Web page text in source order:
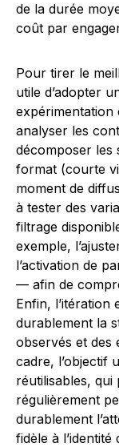
de la durée
coût par
Pour tirer le
utile d’adopter
expérimentation
analyser les
décomposer les
format (courte
moment de
à tester des
filtrage
exemple,
l’activation de
— afin de
Enfin, l’itération
durablement la
observés et des
cadre, l’objectif
réutilisables,
régulièrement
durablement
fidèle à